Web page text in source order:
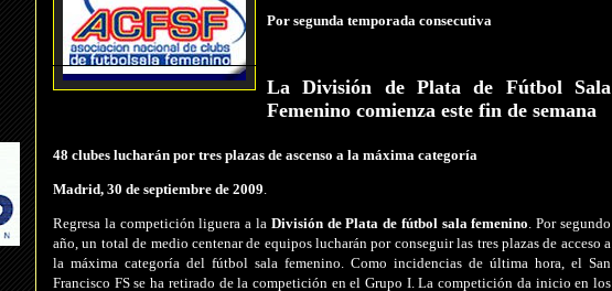
Por segunda temporada consecutiva
La División de Plata de Fútbol Sala
Femenino comienza este fin de semana
48 clubes lucharán por tres plazas de ascenso a la máxima categoría
Madrid, 30 de septiembre de 2009
Regresa la competición liguera a la División de Plata de fútbol sala femenino . Por segundo
año, un total de medio centenar de equipos lucharán por conseguir las tres plazas de acceso a
la máxima categoría del fútbol sala femenino. Como incidencias de última hora, el San
Francisco FS se ha retirado de la competición en el Grupo I. La competición da inicio en los